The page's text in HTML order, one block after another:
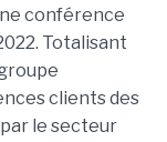
conférence
Totalisant
clients des
le secteur